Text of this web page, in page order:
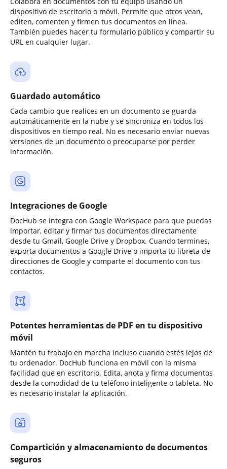
dispositivo de escritorio o móvil. Permite que otros vean,
editen, comenten y firmen tus documentos en línea.
También puedes hacer tu formulario público y compartir su
URL en cualquier lugar.
Guardado automático
Cada cambio que realices en un documento se guarda
automáticamente en la nube y se sincroniza en todos los
dispositivos en tiempo real. No es necesario enviar nuevas
versiones de un documento o preocuparse por perder
información.
Integraciones de Google
DocHub se integra con Google Workspace para que puedas
importar, editar y firmar tus documentos directamente
desde tu Gmail, Google Drive y Dropbox. Cuando termines,
exporta documentos a Google Drive o importa tu libreta de
direcciones de Google y comparte el documento con tus
contactos.
Potentes herramientas de PDF en tu dispositivo
móvil
Mantén tu trabajo en marcha incluso cuando estés lejos de
tu ordenador. DocHub funciona en móvil con la misma
facilidad que en escritorio. Edita, anota y firma documentos
desde la comodidad de tu teléfono inteligente o tableta. No
es necesario instalar la aplicación.
Compartición y almacenamiento de documentos
seguros